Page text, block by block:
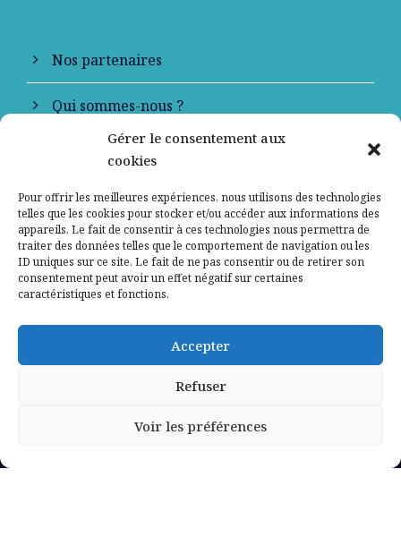
Gérer le consentement aux
cookies
Pour offrir les meilleures expériences, nous utilisons des technologies
telles que les cookies pour stocker et/ou accéder aux informations des
appareils. Le fait de consentir à ces technologies nous permettra de
traiter des données telles que le comportement de navigation ou les
ID uniques sur ce site. Le fait de ne pas consentir ou de retirer son
consentement peut avoir un effet négatif sur certaines
caractéristiques et fonctions.
Accepter
Refuser
Voir les préférences
Nos partenaires
Qui sommes-nous ?
Contactez-nous
Mentions légales
Politique de confidentialité